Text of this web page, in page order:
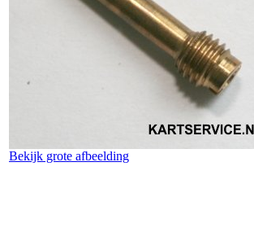
Bekijk grote afbeelding